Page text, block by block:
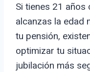
Si tienes 21
alcanzas la edad
tu pensión,
optimizar tu
jubilación más